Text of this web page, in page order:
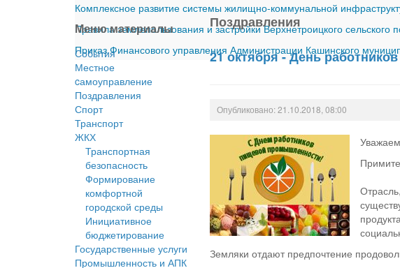
Комплексное развитие системы жилищно-коммунальной
Правила землепользования и застройки Верхнетроицкого
Приказ Финансового управления Администрации Кашинского
Меню материалы
События
Местное
cамоуправление
Поздравления
Спорт
Транспорт
ЖКХ
Транспортная
безопасность
Формирование
комфортной
городской среды
Инициативное
бюджетирование
Государственные услуги
Промышленность и АПК
Поздравления
21 октября - День
Опубликовано: 21.10.2018, 08:00
Земляки отдают предпочтение